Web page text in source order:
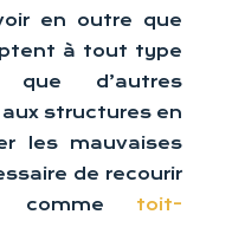
en outre que
à tout type
d’autres
structures en
les mauvaises
de recourir
comme toit-